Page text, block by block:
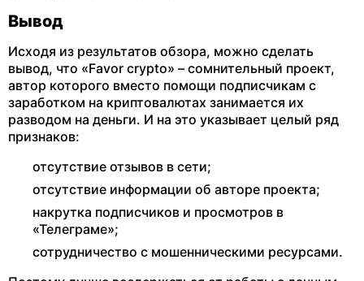
Вывод
Исходя из результатов обзора, можно сделать
вывод, что «Favor crypto» – сомнительный проект,
автор которого вместо помощи подписчикам с
заработком на криптовалютах занимается их
разводом на деньги. И на это указывает целый ряд
признаков:
отсутствие отзывов в сети;
отсутствие информации об авторе проекта;
накрутка подписчиков и просмотров в
«Телеграме»;
сотрудничество с мошенническими ресурсами.